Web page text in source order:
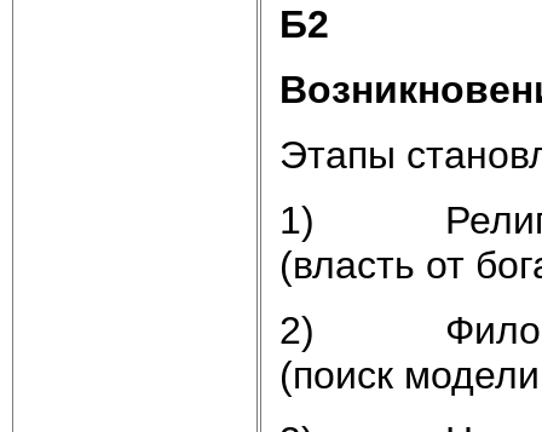
Б2
Этапы
1)
(власть от
2)
(поиск